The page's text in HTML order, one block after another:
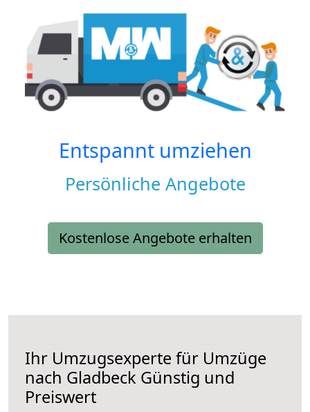
Entspannt umziehen
Persönliche Angebote
Kostenlose Angebote erhalten
Ihr Umzugsexperte für Umzüge
nach Gladbeck Günstig und
Preiswert